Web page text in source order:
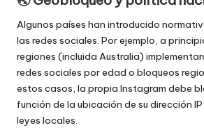
x
y
Algunos países han introducido
las redes sociales. Por ejemplo, a
regiones (incluida Australia)
redes sociales por edad o bloqueos
estos casos, la propia Instagram debe
función de la ubicación de su dirección
leyes locales.